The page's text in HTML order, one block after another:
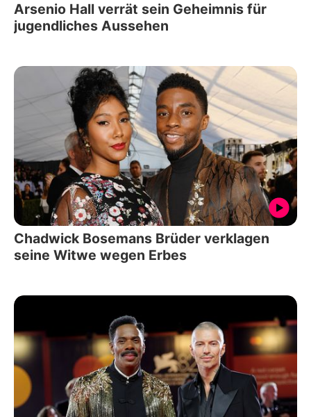
Arsenio Hall verrät sein Geheimnis für
jugendliches Aussehen
Chadwick Bosemans Brüder verklagen
seine Witwe wegen Erbes